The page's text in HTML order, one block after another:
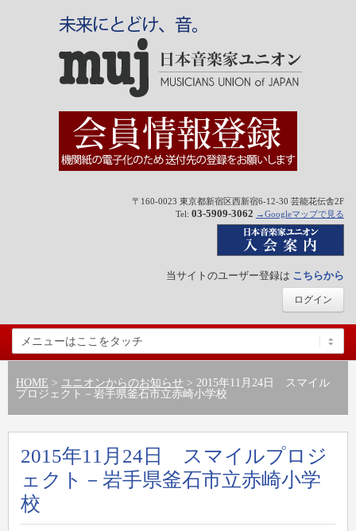
〒160-0023 東京都新宿区西新宿6-12-30 芸能花伝舎2F
Tel: 03-5909-3062 →Googleマップで見る
当サイトのユーザー登録は こちらから
ログイン
HOME > ユニオンからのお知らせ > 2015年11月24日 スマイル
プロジェクト－岩手県釜石市立赤崎小学校
2015年11月24日 スマイルプロジ
ェクト－岩手県釜石市立赤崎小学
校